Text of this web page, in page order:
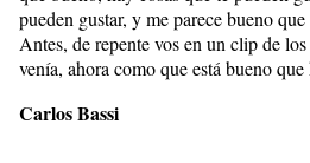
pueden gustar, y me parece bueno
Antes, de repente vos en un clip de
venía, ahora como que está bueno
Carlos Bassi